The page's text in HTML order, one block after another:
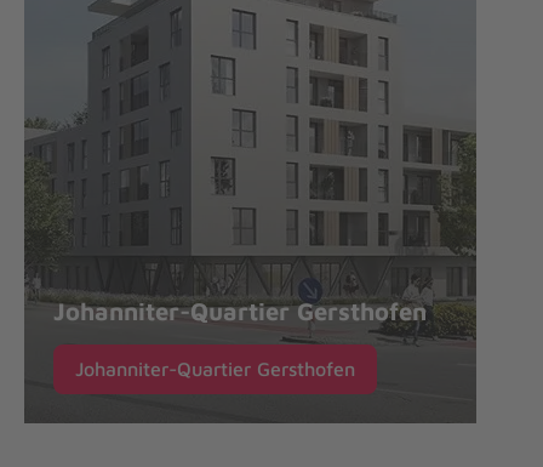
Johanniter-Quartier Gersthofen
Johanniter-Quartier Gersthofen